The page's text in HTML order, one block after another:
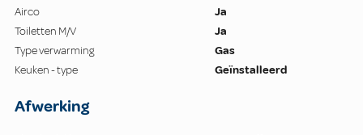
Airco
Ja
Toiletten M/V
Ja
Type verwarming
Gas
Keuken - type
Geïnstalleerd
Afwerking